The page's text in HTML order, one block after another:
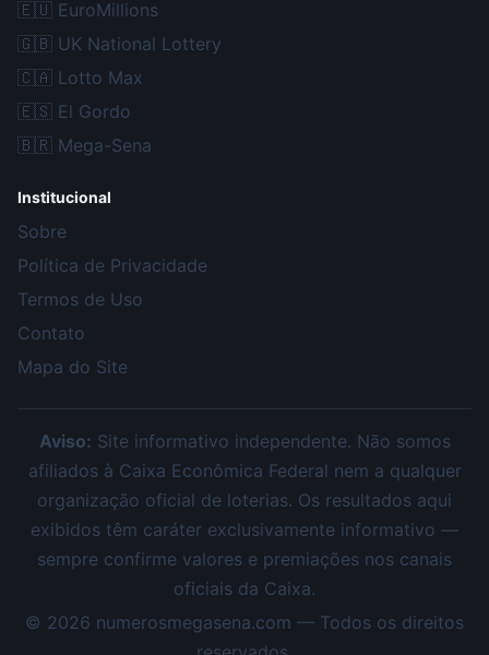
🇪🇺 EuroMillions
🇬🇧 UK National Lottery
🇨🇦 Lotto Max
🇪🇸 El Gordo
🇧🇷 Mega-Sena
Institucional
Sobre
Política de Privacidade
Termos de Uso
Contato
Mapa do Site
Aviso: Site informativo independente. Não somos
afiliados à Caixa Econômica Federal nem a qualquer
organização oficial de loterias. Os resultados aqui
exibidos têm caráter exclusivamente informativo —
sempre confirme valores e premiações nos canais
oficiais da Caixa.
© 2026 numerosmegasena.com — Todos os direitos